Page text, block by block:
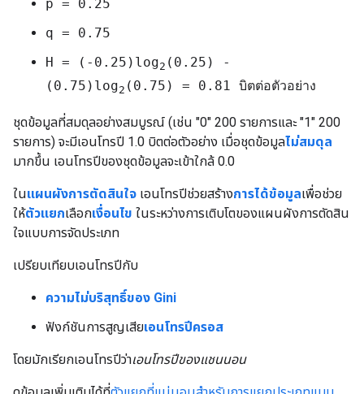
p = 0.25
q = 0.75
H = (-0.25)log2 (0.25) -
(0.75)log2 (0.75) = 0.81 บิตต่อตัวอย่าง
ชุดข้อมูลที่สมดุลอย่างสมบูรณ์ (เช่น "0" 200 รายการและ "1" 200
รายการ) จะมีเอนโทรปี 1.0 บิตต่อตัวอย่าง เมื่อชุดข้อมูลไม่สมดุล
มากขึ้น เอนโทรปีของชุดข้อมูลจะเข้าใกล้ 0.0
ในแผนผังการตัดสินใจ เอนโทรปีช่วยสร้างการได้ข้อมูลเพื่อช่วย
ให้ตัวแยกเลือกเงื่อนไข ในระหว่างการเติบโตของแผนผังการตัดสิน
ใจแบบการจัดประเภท
เปรียบเทียบเอนโทรปีกับ
ความไม่บริสุทธิ์ของ Gini
ฟังก์ชันการสูญเสียเอนโทรปีครอส
โดยมักเรียกเอนโทรปีว่าเอนโทรปีของแชนนอน